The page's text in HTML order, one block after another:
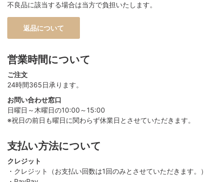
不良品に該当する場合は当方で負担いたします。
返品について
営業時間について
ご注文
24時間365日承ります。
お問い合わせ窓口
日曜日～木曜日の10:00～15:00
※祝日の前日も曜日に関わらず休業日とさせていただきます。
支払い方法について
クレジット
・クレジット（お支払い回数は1回のみとさせていただきます。）